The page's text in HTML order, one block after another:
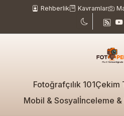
Rehberlik Kavramlar
Fotoğrafçılık 101Çekim
Mobil & Sosyalİnceleme